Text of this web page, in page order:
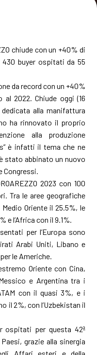
arrow_circle_right
chiude con un +40% di
buyer ospitati da 55
da record con un +40%
2022. Chiude oggi (16
alla manifattura
ha rinnovato il proprio
alla produzione
è infatti il tema che ne
stato abbinato un nuovo
Congressi.
2023 con 100
Tra le aree geografiche
Oriente il 25.5%, le
e l’Africa con il 9.1%.
per l’Europa sono
Arabi Uniti, Libano e
le Americhe.
Oriente con Cina,
e Argentina tra i
con il quasi 3%, e i
il 2%, con l’Uzbekistan il
ospitati per questa 42ª
grazie alla sinergia